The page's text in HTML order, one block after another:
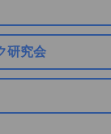
研究会